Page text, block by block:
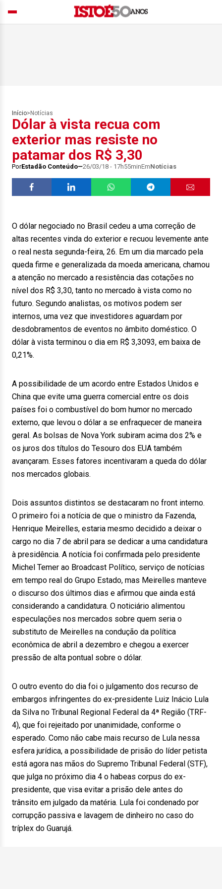
Início> Notícias
Dólar à vista recua com
exterior mas resiste no
patamar dos R$ 3,30
PorEstadão Conteúdo 26/03/18 - 17h55minEmNotícias
O dólar negociado no Brasil cedeu a uma correção de
altas recentes vinda do exterior e recuou levemente ante
o real nesta segunda-feira, 26. Em um dia marcado pela
queda firme e generalizada da moeda americana, chamou
a atenção no mercado a resistência das cotações no
nível dos R$ 3,30, tanto no mercado à vista como no
futuro. Segundo analistas, os motivos podem ser
internos, uma vez que investidores aguardam por
desdobramentos de eventos no âmbito doméstico. O
dólar à vista terminou o dia em R$ 3,3093, em baixa de
0,21%.
A possibilidade de um acordo entre Estados Unidos e
China que evite uma guerra comercial entre os dois
países foi o combustível do bom humor no mercado
externo, que levou o dólar a se enfraquecer de maneira
geral. As bolsas de Nova York subiram acima dos 2% e
os juros dos títulos do Tesouro dos EUA também
avançaram. Esses fatores incentivaram a queda do dólar
nos mercados globais.
Dois assuntos distintos se destacaram no front interno.
O primeiro foi a notícia de que o ministro da Fazenda,
Henrique Meirelles, estaria mesmo decidido a deixar o
cargo no dia 7 de abril para se dedicar a uma candidatura
à presidência. A notícia foi confirmada pelo presidente
Michel Temer ao Broadcast Político, serviço de notícias
em tempo real do Grupo Estado, mas Meirelles manteve
o discurso dos últimos dias e afirmou que ainda está
considerando a candidatura. O noticiário alimentou
especulações nos mercados sobre quem seria o
substituto de Meirelles na condução da política
econômica de abril a dezembro e chegou a exercer
pressão de alta pontual sobre o dólar.
O outro evento do dia foi o julgamento dos recurso de
embargos infringentes do ex-presidente Luiz Inácio Lula
da Silva no Tribunal Regional Federal da 4ª Região (TRF-
4), que foi rejeitado por unanimidade, conforme o
esperado. Como não cabe mais recurso de Lula nessa
esfera jurídica, a possibilidade de prisão do líder petista
está agora nas mãos do Supremo Tribunal Federal (STF),
que julga no próximo dia 4 o habeas corpus do ex-
presidente, que visa evitar a prisão dele antes do
trânsito em julgado da matéria. Lula foi condenado por
corrupção passiva e lavagem de dinheiro no caso do
tríplex do Guarujá.